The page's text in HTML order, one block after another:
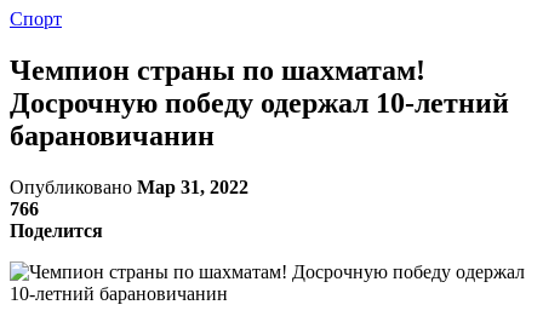
Спорт
Чемпион страны по шахматам!
Досрочную победу одержал 10-летний
барановичанин
Опубликовано Мар 31, 2022
766
Поделится